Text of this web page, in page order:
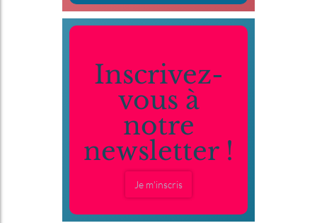
Inscrivez-
vous à
notre
newsletter !
Je m'inscris